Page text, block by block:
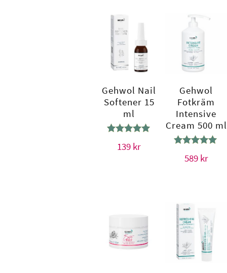
Gehwol Nail
Softener 15
ml
5.00
139 kr
Gehwol
Fotkräm
Intensive
Cream 500 ml
5.00
589 kr